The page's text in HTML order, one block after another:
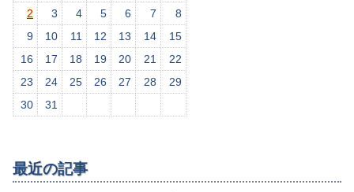
2
3 4 5 6 7
8
9
10 11 12 13 14
15
16
17 18 19 20 21
22
23
24 25 26 27 28
29
30
31
最近の記事